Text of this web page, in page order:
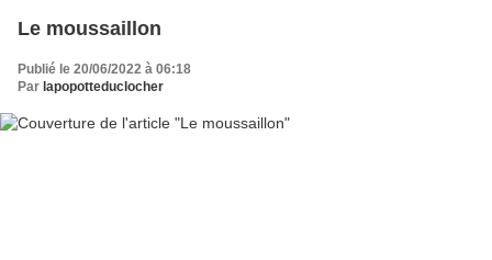
Le moussaillon
Publié le 20/06/2022 à 06:18
Par lapopotteduclocher